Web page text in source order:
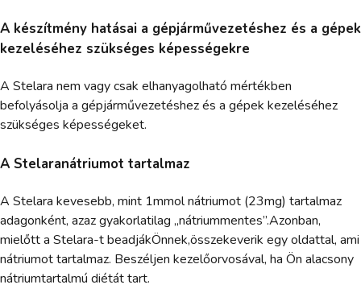
A készítmény hatásai a gépjárművezetéshez és a gépek
kezeléséhez szükséges képességekre
A Stelara nem vagy csak elhanyagolható mértékben
befolyásolja a gépjárművezetéshez és a gépek kezeléséhez
szükséges képességeket.
A Stelaranátriumot tartalmaz
A Stelara kevesebb, mint 1mmol nátriumot (23mg) tartalmaz
adagonként, azaz gyakorlatilag „nátriummentes”.Azonban,
mielőtt a Stelara-t beadjákÖnnek,összekeverik egy oldattal, ami
nátriumot tartalmaz. Beszéljen kezelőorvosával, ha Ön alacsony
nátriumtartalmú diétát tart.